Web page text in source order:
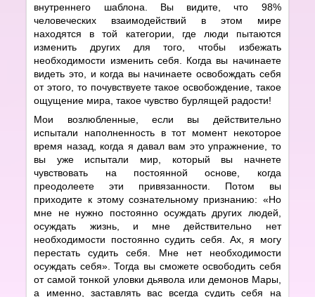
внутреннего шаблона. Вы видите, что 98%
человеческих взаимодействий в этом мире
находятся в той категории, где люди пытаются
изменить других для того, чтобы избежать
необходимости изменить себя. Когда вы начинаете
видеть это, и когда вы начинаете освобождать себя
от этого, то почувствуете такое освобождение, такое
ощущение мира, такое чувство бурлящей радости!
Мои возлюбленные, если вы действительно
испытали наполненность в тот момент некоторое
время назад, когда я давал вам это упражнение, то
вы уже испытали мир, который вы начнете
чувствовать на постоянной основе, когда
преодолеете эти привязанности. Потом вы
приходите к этому сознательному признанию: «Но
мне не нужно постоянно осуждать других людей,
осуждать жизнь, и мне действительно нет
необходимости постоянно судить себя. Ах, я могу
перестать судить себя. Мне нет необходимости
осуждать себя». Тогда вы сможете освободить себя
от самой тонкой уловки дьявола или демонов Мары,
а именно, заставлять вас всегда судить себя на